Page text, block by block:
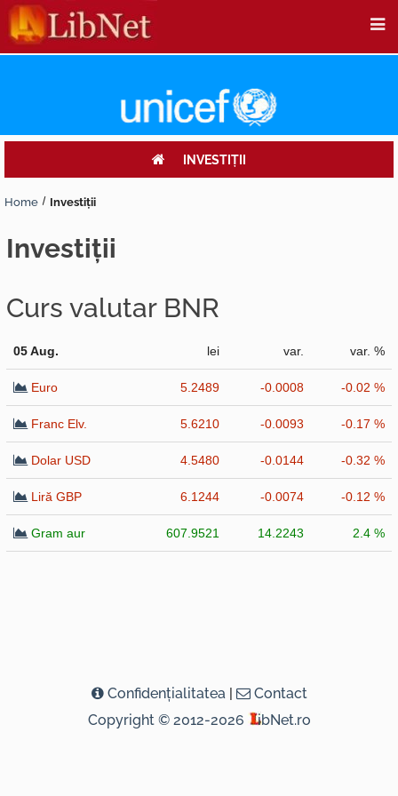
INVESTIŢII
Home Investiţii
investiţii
Curs valutar BNR
05 Aug. lei var. var. %
Euro 5.2489 -0.0008 -0.02 %
Franc Elv. 5.6210 -0.0093 -0.17 %
Dolar USD 4.5480 -0.0144 -0.32 %
Liră GBP 6.1244 -0.0074 -0.12 %
Gram aur 607.9521 14.2243 2.4 %
Confidenţialitatea |
Contact
Copyright © 2012-2026
ibNet.ro